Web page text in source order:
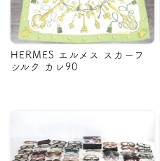
HERMES エルメス スカーフ
シルク カレ90